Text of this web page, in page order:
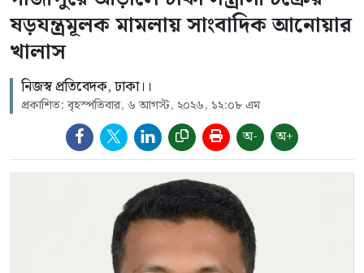
ষড়যন্ত্রমূলক মামলায় সাংবাদিক আনোয়ার
খালাস
নিজস্ব প্রতিবেদক, ঢাকা।।
প্রকাশিত: বৃহস্পতিবার, ৬ আগস্ট, ২০২৬, ১২:০৮ এম
অ- অ+